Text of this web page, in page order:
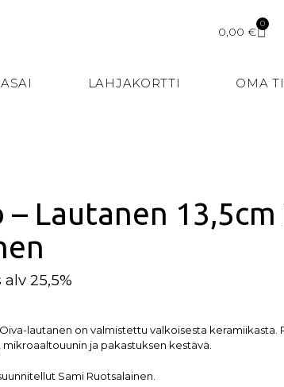
0,00€
0
LAHJAKORTTI OMA
– Lautanen
alv 25,5%
lautanen on valmistettu valkoisesta keramiikasta.
ja pakastuksen kestävä.
Sami Ruotsalainen.